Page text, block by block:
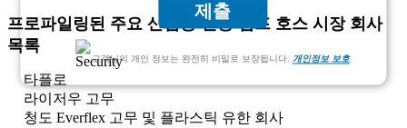
제출
고객님의 개인 정보는 완전히 비밀로 보장됩니다. 개인정보 보호
프로파일링된 주요 산업용 연동 펌프 호스 시장 회사
목록
타플로
라이저우 고무
청도 Everflex 고무 및 플라스틱 유한 회사